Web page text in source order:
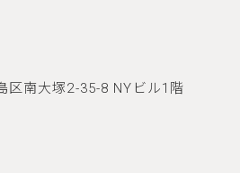
区南大塚2-35-8 NYビル1階